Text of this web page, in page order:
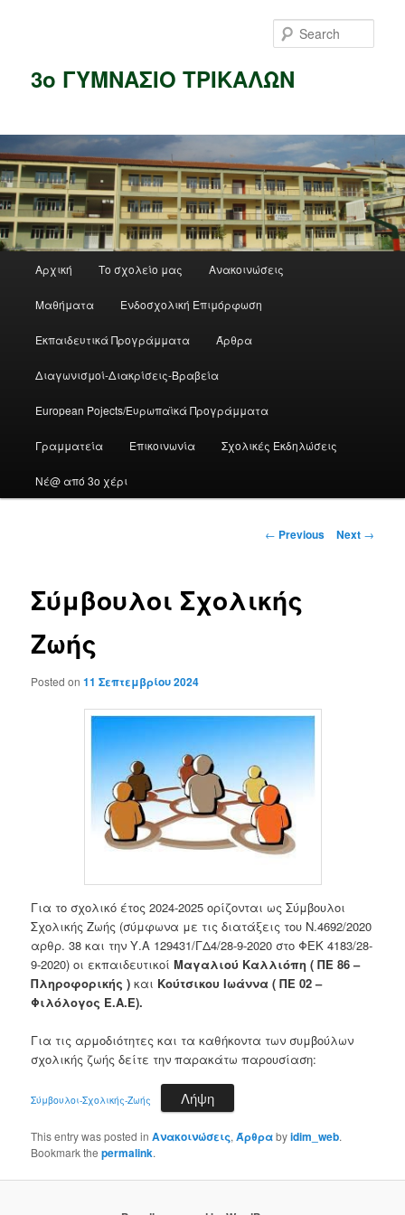
3ο ΓΥΜΝΑΣΙΟ ΤΡΙΚΑΛΩΝ
Αρχική Το σχολείο μας Ανακοινώσεις
Μαθήματα Ενδοσχολική Επιμόρφωση
Εκπαιδευτικά Προγράμματα Άρθρα
Διαγωνισμοί-Διακρίσεις-Βραβεία
European Pojects/Ευρωπαϊκά Προγράμματα
Γραμματεία Επικοινωνία Σχολικές Εκδηλώσεις
Νέ@ από 3ο χέρι
Post
← Previous Next →
Σύμβουλοι Σχολικής
Ζωής
Posted on11 Σεπτεμβρίου 2024
Για το σχολικό έτος 2024-2025 ορίζονται ως Σύμβουλοι
Σχολικής Ζωής (σύμφωνα με τις διατάξεις του Ν.4692/2020
αρθρ. 38 και την Υ.Α 129431/ΓΔ4/28-9-2020 στο ΦΕΚ 4183/28-
9-2020) οι εκπαιδευτικοί Μαγαλιού Καλλιόπη ( ΠΕ 86 –
Πληροφορικής ) και Κούτσικου Ιωάννα ( ΠΕ 02 –
Φιλόλογος Ε.Α.Ε).
Για τις αρμοδιότητες και τα καθήκοντα των συμβούλων
σχολικής ζωής δείτε την παρακάτω παρουσίαση:
Σύμβουλοι-Σχολικής-Ζωής Λήψη
This entry was posted inΑνακοινώσεις,Άρθραbyidim_web.
Bookmark thepermalink.